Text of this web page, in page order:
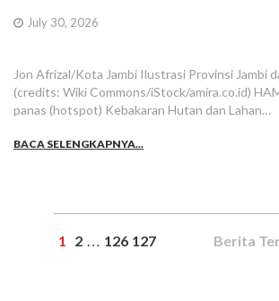
July 30, 2026
Jon Afrizal/Kota Jambi Ilustrasi Provinsi Jambi
(credits: Wiki Commons/iStock/amira.co.id)
panas (hotspot) Kebakaran Hutan dan Lahan…
BACA SELENGKAPNYA...
1 2 … 126 127 Berita